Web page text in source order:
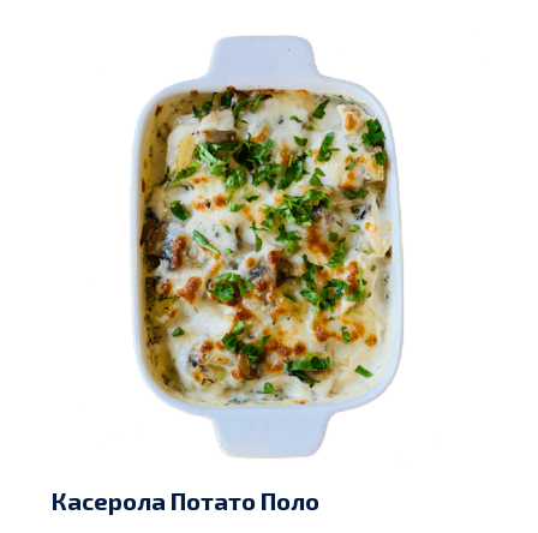
Касерола Потато Поло